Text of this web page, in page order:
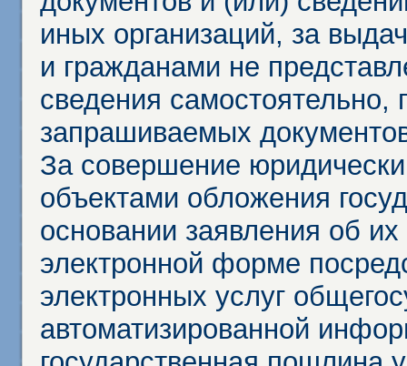
иных организаций, за
и гражданами не
сведения
запрашиваемых
За совершение
объектами обложения
основании заявления об
электронной форме
электронных услуг
автоматизированной